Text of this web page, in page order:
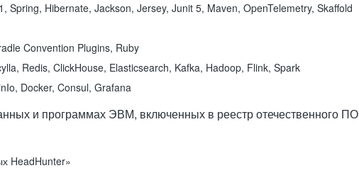
Spring, Hibernate, Jackson, Jersey, Junit 5, Maven, OpenTelemetry, Skaffold
Convention Plugins, Ruby
Redis, ClickHouse, Elasticsearch, Kafka, Hadoop, Flink, Spark
Docker, Consul, Grafana
и программах ЭВМ, включенных в реестр отечественного ПО
HeadHunter»